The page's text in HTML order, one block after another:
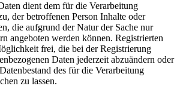
dient dem für die Verarbeitung
der betroffenen Person Inhalte oder
die aufgrund der Natur der Sache nur
angeboten werden können. Registrierten
frei, die bei der Registrierung
Daten jederzeit abzuändern oder
des für die Verarbeitung
zu lassen.